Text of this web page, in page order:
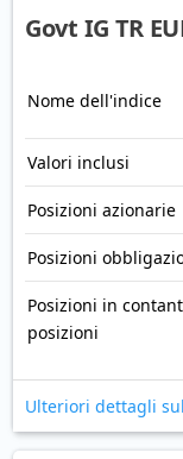
Govt IG TR
Nome dell'indice
Valori inclusi
Posizioni azionarie
Posizioni
Posizioni in
posizioni
Ulteriori dettagli